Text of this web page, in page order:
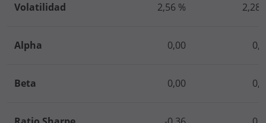
Volatilidad 2,56 % 2,28
Alpha 0,00
Beta 0,00